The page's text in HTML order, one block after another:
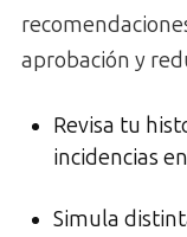
aprobación y
Revisa tu
incidencias en
Simula